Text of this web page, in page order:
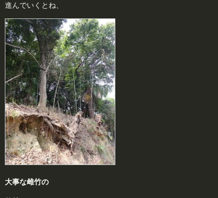
進んでいくとね、
大事な雌竹の